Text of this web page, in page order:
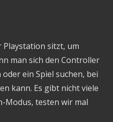
Playstation sitzt, um
man sich den Controller
ein Spiel suchen, bei
kann. Es gibt nicht viele
Modus, testen wir mal